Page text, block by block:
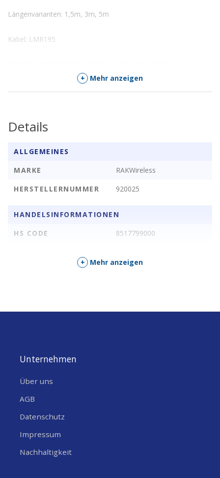
Längenvarianten: 1,5m, 3m, 5m
Kabel: LMR195
Dokumentation
+ Mehr anzeigen
Details
ALLGEMEINES
MARKE
RAKWireless
HERSTELLERNUMMER
920025
HANDELSINFORMATIONEN
HS CODE
8517799000
+ Mehr anzeigen
Unternehmen
Über uns
AGB
Datenschutz
Impressum
Nachhaltigkeit